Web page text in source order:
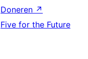
Doneren ↗
Five for the Future